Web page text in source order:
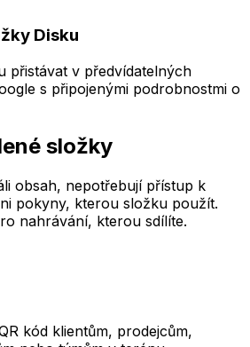
Disku
přistávat v předvídatelných
s připojenými podrobnostmi o
složky
obsah, nepotřebují přístup k
pokyny, kterou složku použít.
nahrávání, kterou sdílíte.
kód klientům, prodejcům,